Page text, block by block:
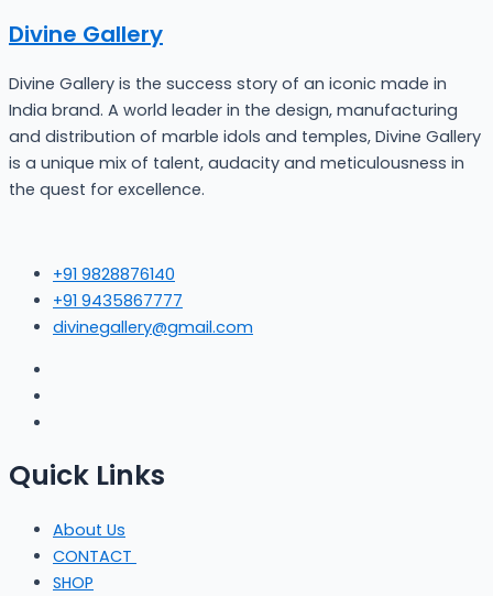
Divine Gallery
Divine Gallery is the success story of an iconic made in
India brand. A world leader in the design, manufacturing
and distribution of marble idols and temples, Divine Gallery
is a unique mix of talent, audacity and meticulousness in
the quest for excellence.
+91 9828876140
+91 9435867777
divinegallery@gmail.com
Quick Links
About Us
CONTACT
SHOP